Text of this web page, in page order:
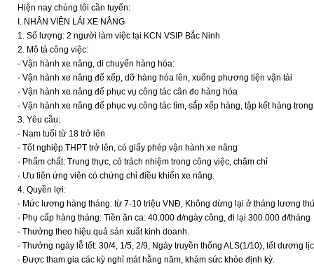
Hiện nay chúng tôi cần tuyển:
I. NHÂN VIÊN LÁI XE NÂNG
1. Số lượng: 2 người làm việc tại KCN VSIP Bắc Ninh
2. Mô tả công việc:
- Vận hành xe nâng, di chuyển hàng hóa:
- Vận hành xe nâng để xếp, dỡ hàng hóa lên, xuống phương tiện vận tải
- Vận hành xe nâng để phục vụ công tác cân đo hàng hóa
- Vận hành xe nâng để phục vụ công tác tìm, sắp xếp hàng, tập kết hàng
3. Yêu cầu:
- Nam tuổi từ 18 trở lên
- Tốt nghiệp THPT trở lên, có giấy phép vận hành xe nâng
- Phẩm chất: Trung thực, có trách nhiệm trong công việc, chăm chỉ
- Ưu tiên ứng viên có chứng chỉ điều khiển xe nâng.
4. Quyền lợi:
- Mức lương hàng tháng: từ 7-10 triệu VNĐ, Không dừng lại ở tháng lương
- Phụ cấp hàng tháng: Tiền ăn ca: 40.000 đ/ngày công, đi lại 300.000 đ/tháng
- Thưởng theo hiệu quả sản xuất kinh doanh.
- Thưởng ngày lễ tết: 30/4, 1/5, 2/9, Ngày truyền thống ALS(1/10), tết dương
- Được tham gia các kỳ nghỉ mát hằng năm, khám sức khỏe định kỳ.